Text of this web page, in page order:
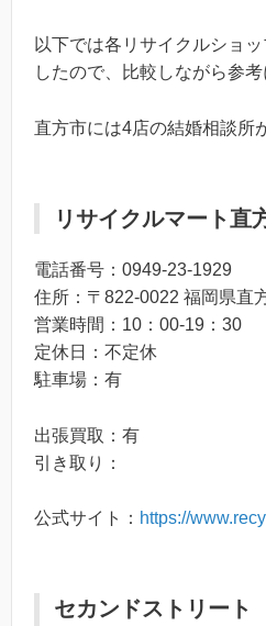
以下では各リサイクルショ
したので、比較しながら参考
直方市には4店の結婚相談所
リサイクルマート直
電話番号：0949-23-1929
住所：〒822-0022 福岡県直
営業時間：10：00-19：30
定休日：不定休
駐車場：有
出張買取：有
引き取り：
公式サイト： https://
セカンドストリート